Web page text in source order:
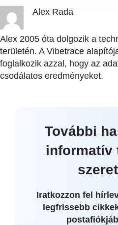
Alex Rada
Alex 2005 óta dolgozik a
területén. A Vibetrace
foglalkozik azzal, hogy az
csodálatos eredményeket.
További
informatív
Iratkozzon fel
legfrissebb